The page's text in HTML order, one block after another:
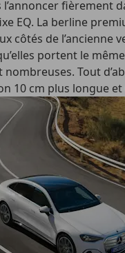
l’annoncer fièrement
EQ. La berline
côtés de l’ancienne
portent le
Tout
10 cm plus longue